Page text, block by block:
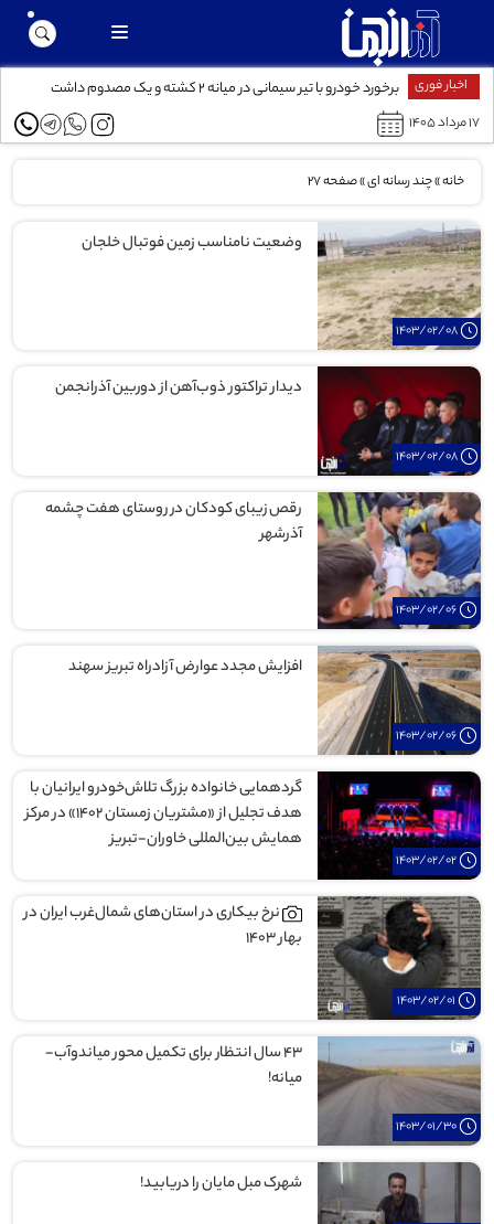
اخبار فوری برخورد خودرو با تیر سیمانی در میانه ۲ کشته و یک مصدوم داشت
۱۷ مرداد ۱۴۰۵
خانه»چند رسانه ای»صفحه 27
1403/02/08
وضعیت نامناسب زمین فوتبال خلجان
1403/02/08
دیدار تراکتور ذوب‌آهن از دوربین آذرانجمن
1403/02/06
رقص زیبای کودکان در روستای هفت چشمه
آذرشهر
1403/02/06
افزایش مجدد عوارض آزادراه تبریز سهند
1403/02/02
گردهمایی خانواده بزرگ تلاش‌خودرو ایرانیان با
هدف تجلیل از «مشتریان زمستان ۱۴۰۲» در مرکز
همایش بین‌المللی خاوران-تبریز
1403/02/01
نرخ بیکاری در استان‌های شمال‌غرب ایران در
بهار ۱۴۰۳
1403/01/30
۴۳ سال انتظار برای تکمیل محور میاندوآب-
میانه!
شهرک مبل مایان را دریابید!